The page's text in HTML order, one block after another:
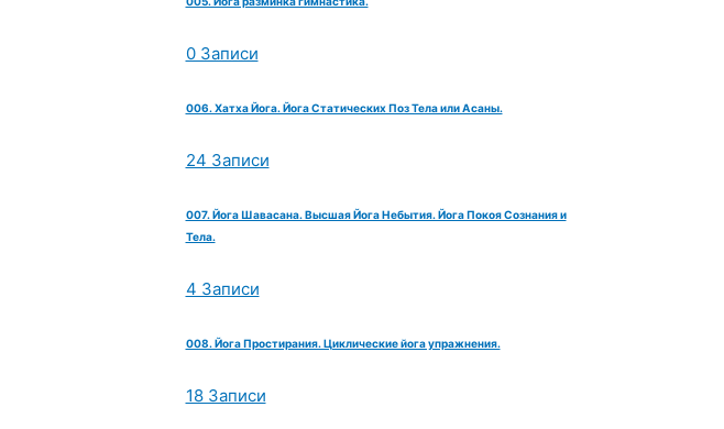
0 Записи
006. Хатха Йога. Йога Статических Поз Тела или Асаны.
24 Записи
007. Йога Шавасана. Высшая Йога Небытия. Йога Покоя Сознания и
Тела.
4 Записи
008. Йога Простирания. Циклические йога упражнения.
18 Записи